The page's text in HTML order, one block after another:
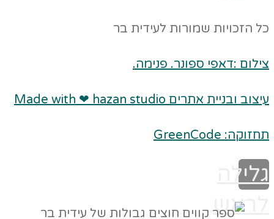
כל הזכויות שמורות לעידית בר
צילום :דאפי ספונר. פנימה.
עיצוב ובניית אתרים Made with ❤ hazan studio
תחזוקה: GreenCode
גלילה
לראש